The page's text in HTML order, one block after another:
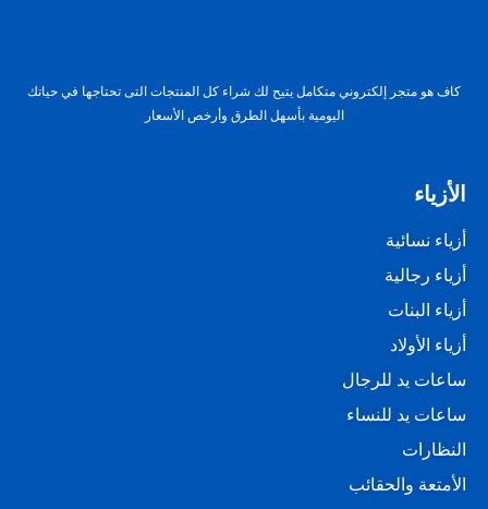
كاف هو متجر إلكتروني متكامل يتيح لك شراء كل المنتجات التى تحتاجها في حياتك
اليومية بأسهل الطرق وأرخص الأسعار
الأزياء
أزياء نسائية
أزياء رجالية
أزياء البنات
أزياء الأولاد
ساعات يد للرجال
ساعات يد للنساء
النظارات
الأمتعة والحقائب